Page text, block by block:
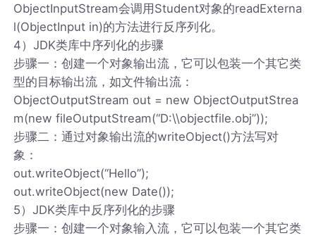
ObjectInputStream会调用Student对象的readExterna
l(ObjectInput in)的方法进行反序列化。
4）JDK类库中序列化的步骤
步骤一：创建一个对象输出流，它可以包装一个其它类
型的目标输出流，如文件输出流：
ObjectOutputStream out = new ObjectOutputStrea
m(new fileOutputStream(“D:\\objectfile.obj”));
步骤二：通过对象输出流的writeObject()方法写对
象：
out.writeObject(“Hello”);
out.writeObject(new Date());
5）JDK类库中反序列化的步骤
步骤一：创建一个对象输入流，它可以包装一个其它类